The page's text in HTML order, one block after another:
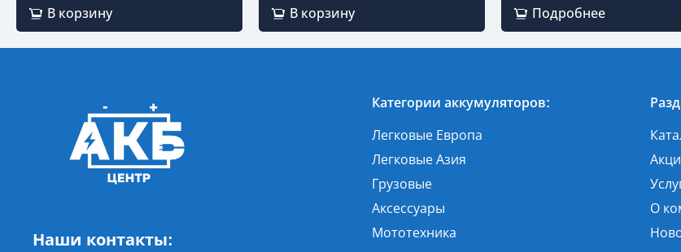
В корзину В корзину Подробнее
Наши контакты:
Категории аккумуляторов:
Легковые Европа
Легковые Азия
Грузовые
Аксессуары
Мототехника
О